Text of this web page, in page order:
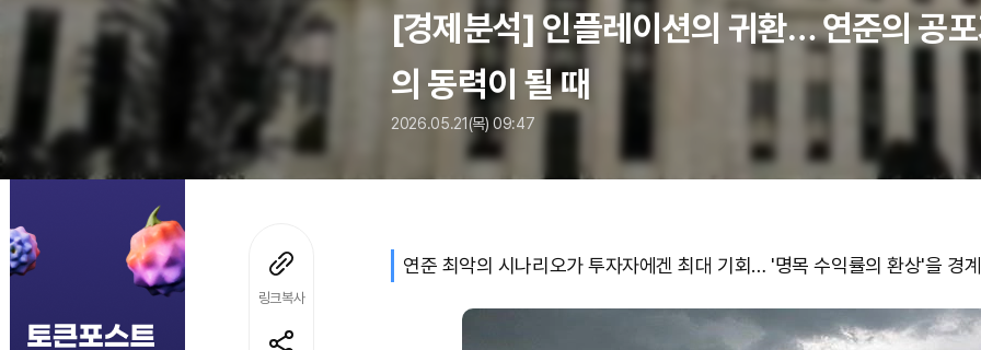
[경제분석] 인플레이션의 귀환… 연준의 공
의 동력이 될 때
2026.05.21(목) 09:47
링크복사
연준 최악의 시나리오가 투자자에겐 최대 기회… '명목 수익률의 환상'을 경